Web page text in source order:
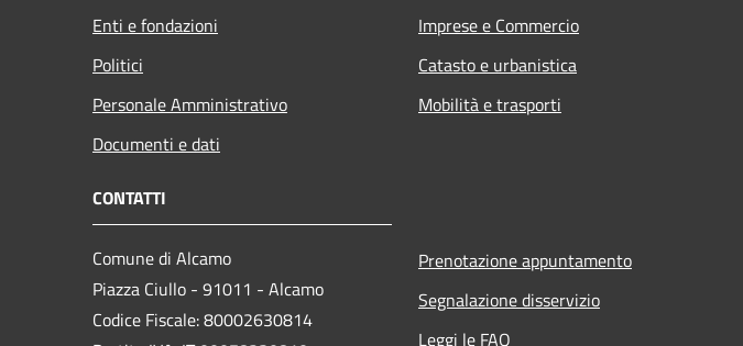
Enti e fondazioni
Politici
Personale Amministrativo
Documenti e dati
Imprese e Commercio
Catasto e urbanistica
Mobilità e trasporti
CONTATTI
Comune di Alcamo
Piazza Ciullo - 91011 - Alcamo
Codice Fiscale: 80002630814
Prenotazione appuntamento
Segnalazione disservizio
Leggi le FAQ